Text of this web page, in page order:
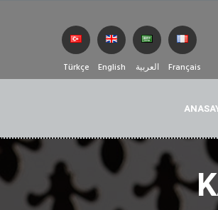
Türkçe English العربية Français